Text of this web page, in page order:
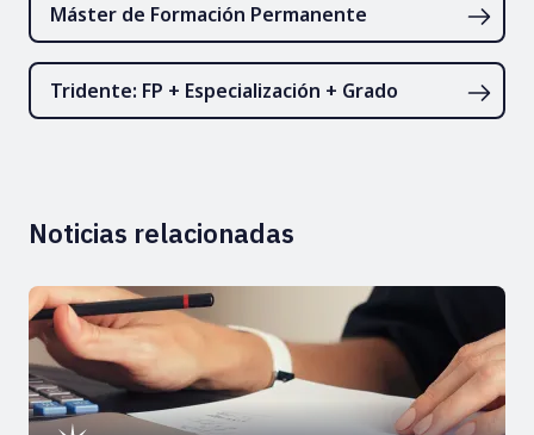
Máster de Formación Permanente
Tridente: FP + Especialización + Grado
Noticias relacionadas